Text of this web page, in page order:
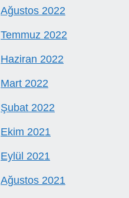
Ağustos 2022
Temmuz 2022
Haziran 2022
Mart 2022
Şubat 2022
Ekim 2021
Eylül 2021
Ağustos 2021